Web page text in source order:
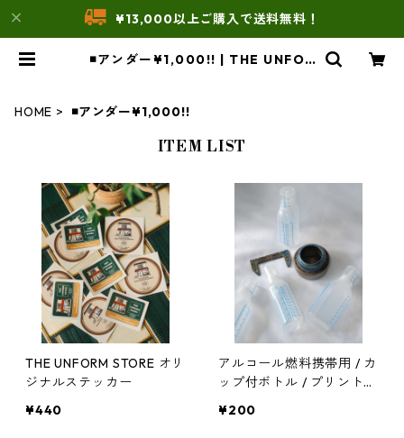
¥13,000以上ご購入で送料無料！
◾️アンダー¥1,000!! | THE UNFOR
HOME ◾️アンダー¥1,000!!
ITEM LIST
THE UNFORM STORE オリ
ジナルステッカー
¥440
アルコール燃料携帯用 / カ
ップ付ボトル / プリント目
¥200